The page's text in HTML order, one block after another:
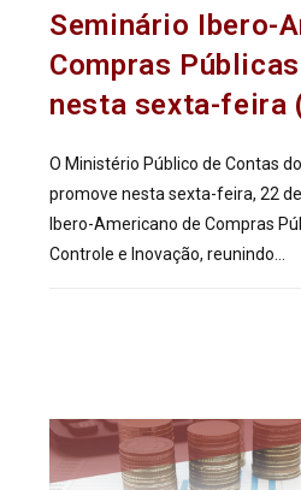
Seminário Ibero-
Compras
nesta sexta-feira
O Ministério Público de Contas
promove nesta sexta-feira, 22
Ibero-Americano de Compras
Controle e Inovação, reunindo…